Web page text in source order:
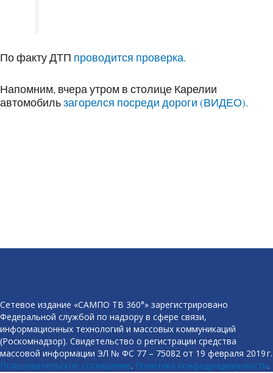
По факту ДТП проводится проверка.
Напомним, вчера утром в столице Карелии
автомобильзагорелся посреди дороги (ВИДЕО).
Сетевое издание «САМПО ТВ 360°» зарегистрировано
Федеральной службой по надзору в сфере связи,
информационных технологий и массовых коммуникаций
(Роскомнадзор). Свидетельство о регистрации средства
массовой информации ЭЛ № ФС 77 – 75082 от 19 февраля 2019 г.
Пользовательское соглашение. Политика конфиденциальности.